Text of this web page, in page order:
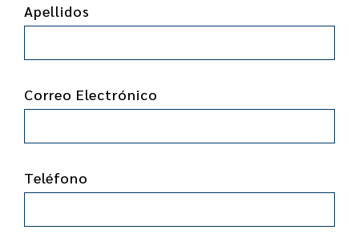
Apellidos
Correo Electrónico
Teléfono